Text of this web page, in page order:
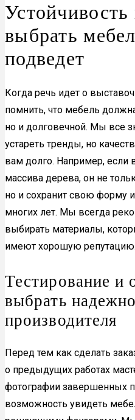
выбрать
подведет
Когда речь идет о
помнить, что мебель
но и долговечной. Мы все
устареть тренды, но
вам долго. Например, если
массива дерева, он не
но и сохранит свою форму
многих лет. Мы всегда
выбирать материалы,
имеют хорошую репутацию.
Тестирование и
выбрать
производителя
Перед тем как сделать
о предыдущих работах
фотографии завершенных
возможность увидеть